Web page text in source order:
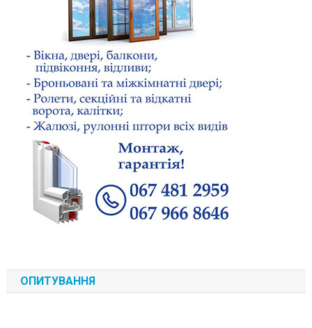
ОПИТУВАННЯ